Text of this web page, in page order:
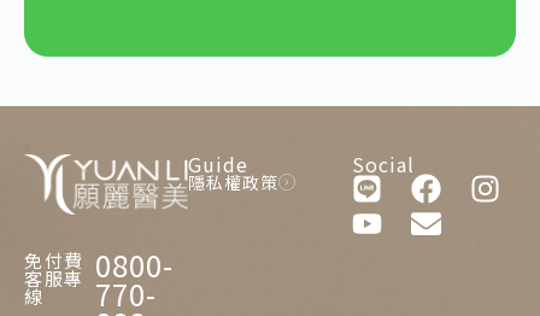
免付費
客服專
線
0800-
770-
Guide
隱私權政策
Social